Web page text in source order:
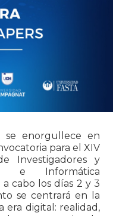
se enorgullece en
para el XIV
Investigadores y
e Informática
cabo los días 2 y 3
se centrará en la
era digital: realidad,